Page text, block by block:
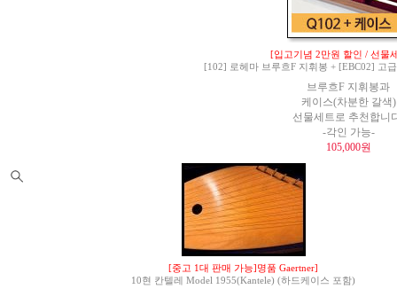
[입고기념 2만원 할인 / 선물
[102] 로헤마 브루흐F 지휘봉 + [EBC02] 고
브루흐F 지휘봉과
케이스(차분한 갈색)
선물세트로 추천합니
-각인 가능-
105,000원
[중고 1대 판매 가능]명품 Gaertner]
10현 칸텔레 Model 1955(Kantele) (하드케이스 포함)